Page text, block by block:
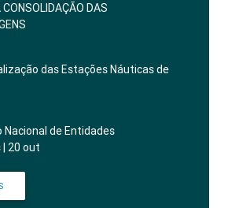
DAS
das Estações Náuticas de
Nacional de Entidades
20 out